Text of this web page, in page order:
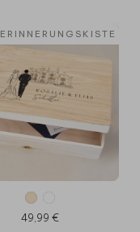
ERINNERUNGSKISTE
49,99 €